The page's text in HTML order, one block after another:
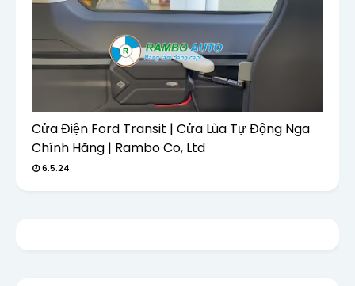
Cửa Điện Ford Transit | Cửa Lùa Tự Động Nga
Chính Hãng | Rambo Co, Ltd
6.5.24